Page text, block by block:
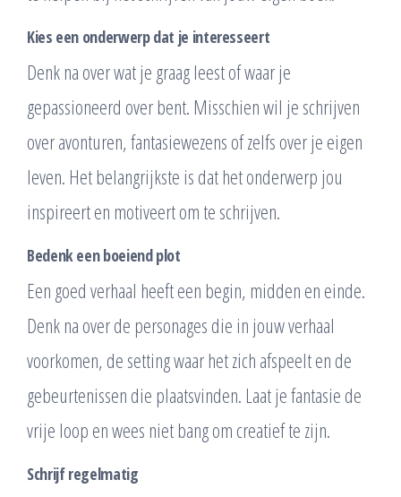
Kies een onderwerp dat je interesseert
Denk na over wat je graag leest of waar je
gepassioneerd over bent. Misschien wil je schrijven
over avonturen, fantasiewezens of zelfs over je eigen
leven. Het belangrijkste is dat het onderwerp jou
inspireert en motiveert om te schrijven.
Bedenk een boeiend plot
Een goed verhaal heeft een begin, midden en einde.
Denk na over de personages die in jouw verhaal
voorkomen, de setting waar het zich afspeelt en de
gebeurtenissen die plaatsvinden. Laat je fantasie de
vrije loop en wees niet bang om creatief te zijn.
Schrijf regelmatig